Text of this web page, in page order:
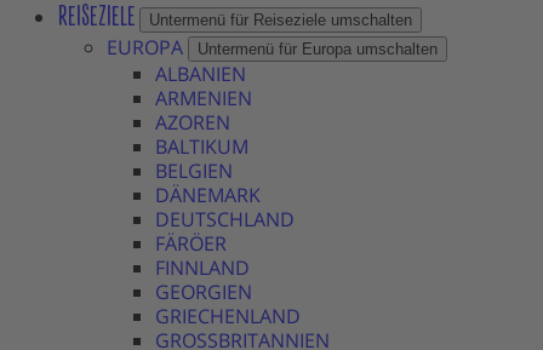
REISEZIELE Untermenü für Reiseziele umschalten
EUROPA Untermenü für Europa umschalten
ALBANIEN
ARMENIEN
AZOREN
BALTIKUM
BELGIEN
DÄNEMARK
DEUTSCHLAND
FÄRÖER
FINNLAND
GEORGIEN
GRIECHENLAND
GROSSBRITANNIEN